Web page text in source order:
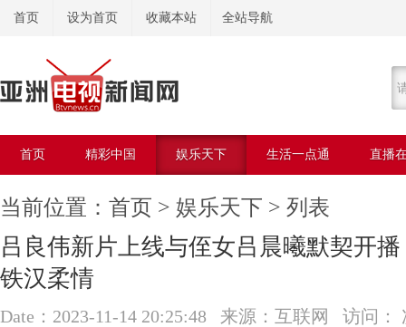
首页 设为首页 收藏本站 全站导航
首页 精彩中国 娱乐天下 生活一点通 直播
美容美体
当前位置： 首页 > 娱乐天下 > 列表
吕良伟新片上线与侄女吕晨曦默契开
铁汉柔情
Date：2023-11-14 20:25:48 来源：互联网 访问：